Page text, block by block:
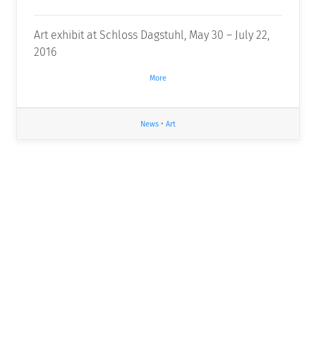
Art exhibit at Schloss Dagstuhl, May 30 – July 22,
2016
More
News • Art